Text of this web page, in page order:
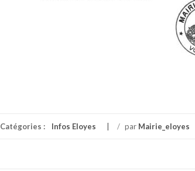
Catégories : Infos Eloyes / par Mairie_eloyes